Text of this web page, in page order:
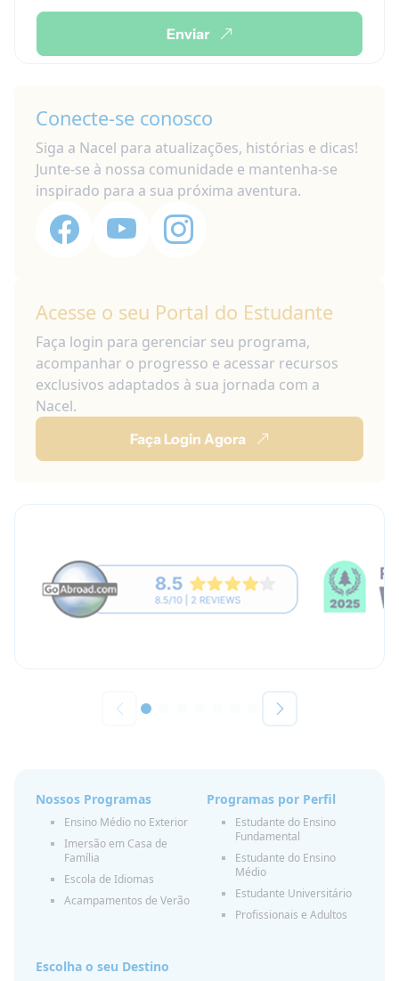
Enviar
Conecte-se conosco
Siga a Nacel para atualizações, histórias e dicas!
Junte-se à nossa comunidade e mantenha-se
inspirado para a sua próxima aventura.
Acesse o seu Portal do Estudante
Faça login para gerenciar seu programa,
acompanhar o progresso e acessar recursos
exclusivos adaptados à sua jornada com a
Nacel.
Faça Login Agora
Nossos Programas
Ensino Médio no Exterior
Imersão em Casa de
Família
Escola de Idiomas
Acampamentos de Verão
Programas por Perfil
Estudante do Ensino
Fundamental
Estudante do Ensino
Médio
Estudante Universitário
Profissionais e Adultos
Escolha o seu Destino